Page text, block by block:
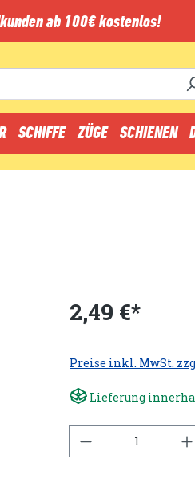
ab 100€ kostenlos!
SCHIFFE ZÜGE SCHIENEN
2,49 €*
Preise inkl. MwSt.
Lieferung